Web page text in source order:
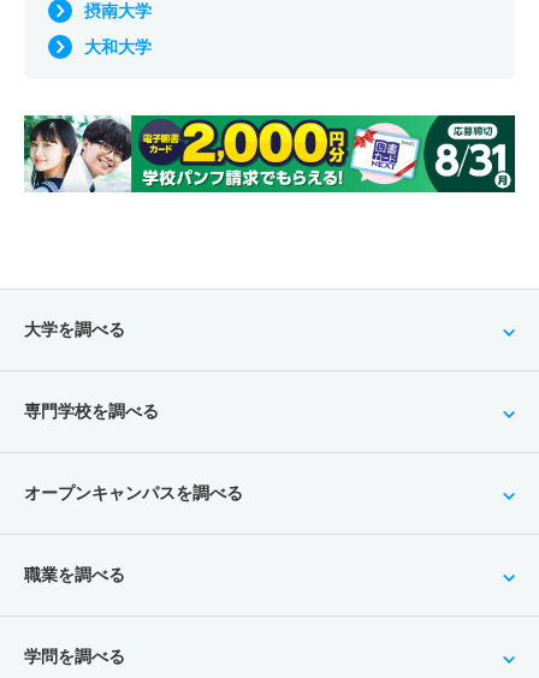
摂南大学
大和大学
大学を調べる
専門学校を調べる
オープンキャンパスを調べる
職業を調べる
学問を調べる